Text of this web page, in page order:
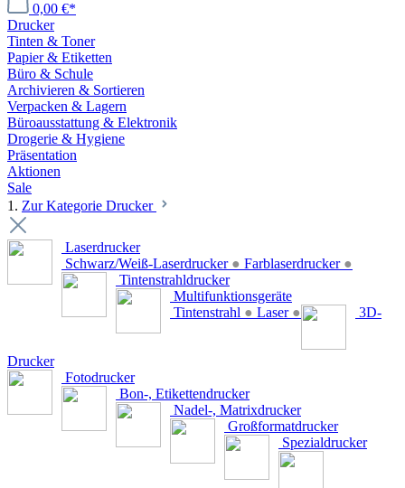
0,00 €*
Drucker
Tinten & Toner
Papier & Etiketten
Büro & Schule
Archivieren & Sortieren
Verpacken & Lagern
Büroausstattung & Elektronik
Drogerie & Hygiene
Präsentation
Aktionen
Sale
1. Zur Kategorie Drucker
Laserdrucker
Schwarz/Weiß-Laserdrucker ● Farblaserdrucker ●
Tintenstrahldrucker
Multifunktionsgeräte
Tintenstrahl ● Laser ● 3D-
Drucker
Fotodrucker
Bon-, Etikettendrucker
Nadel-, Matrixdrucker
Großformatdrucker
Spezialdrucker